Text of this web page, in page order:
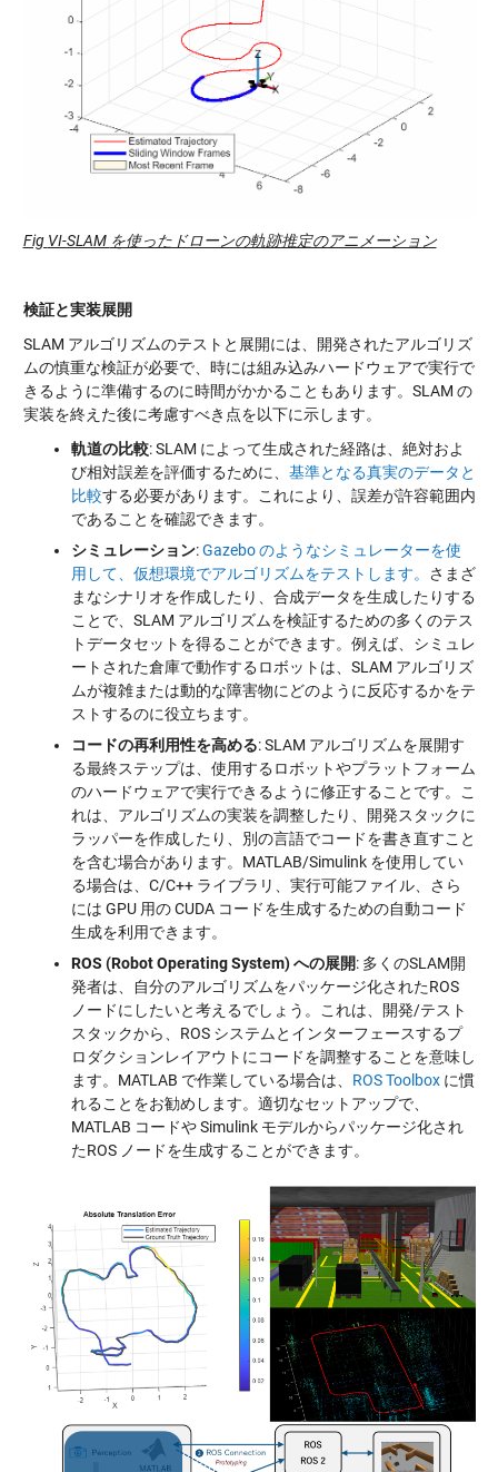
Fig VI-SLAM を使ったドローンの軌跡推定のアニメーション
検証と実装展開
SLAM アルゴリズムのテストと展開には、開発されたアルゴリズ
ムの慎重な検証が必要で、時には組み込みハードウェアで実行で
きるように準備するのに時間がかかることもあります。SLAM の
実装を終えた後に考慮すべき点を以下に示します。
軌道の比較: SLAM によって生成された経路は、絶対およ
び相対誤差を評価するために、 基準となる真実のデータと
比較する必要があります。これにより、誤差が許容範囲内
であることを確認できます。
シミュレーション:Gazebo のようなシミュレーターを使
用して、仮想環境でアルゴリズムをテストします。 さまざ
まなシナリオを作成したり、合成データを生成したりする
ことで、SLAM アルゴリズムを検証するための多くのテス
トデータセットを得ることができます。例えば、シミュレ
ートされた倉庫で動作するロボットは、SLAM アルゴリズ
ムが複雑または動的な障害物にどのように反応するかをテ
ストするのに役立ちます。
コードの再利用性を高める: SLAM アルゴリズムを展開す
る最終ステップは、使用するロボットやプラットフォーム
のハードウェアで実行できるように修正することです。こ
れは、アルゴリズムの実装を調整したり、開発スタックに
ラッパーを作成したり、別の言語でコードを書き直すこと
を含む場合があります。MATLAB/Simulink を使用してい
る場合は、C/C++ ライブラリ、実行可能ファイル、さら
には GPU 用の CUDA コードを生成するための自動コード
生成を利用できます。
ROS (Robot Operating System) への展開: 多くのSLAM開
発者は、自分のアルゴリズムをパッケージ化されたROS
ノードにしたいと考えるでしょう。これは、開発/テスト
スタックから、ROS システムとインターフェースするプ
ロダクションレイアウトにコードを調整することを意味し
ます。MATLAB で作業している場合は、 ROS Toolboxに慣
れることをお勧めします。適切なセットアップで、
MATLAB コードや Simulink モデルからパッケージ化され
たROS ノードを生成することができます。